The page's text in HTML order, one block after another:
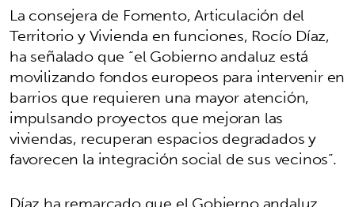
La consejera de Fomento, Articulación del
Territorio y Vivienda en funciones, Rocío Díaz,
ha señalado que “el Gobierno andaluz está
movilizando fondos europeos para intervenir en
barrios que requieren una mayor atención,
impulsando proyectos que mejoran las
viviendas, recuperan espacios degradados y
favorecen la integración social de sus vecinos”.